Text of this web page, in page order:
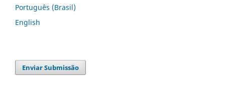
Português (Brasil)
English
Enviar Submissão